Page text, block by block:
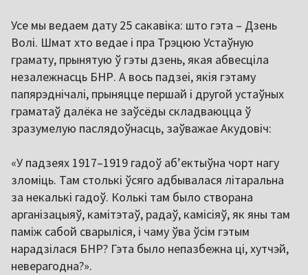
Усе мы ведаем дату 25 сакавіка: што гэта – Дзень
Волі. Шмат хто ведае і пра Трэцюю Устаўную
грамату, прынятую ў гэты дзень, якая абвесціла
незалежнасць БНР. А вось падзеі, якія гэтаму
папярэднічалі, прыняцце першай і другой устаўных
граматаў далёка не заўсёды складваюцца ў
зразумелую паслядоўнасць, заўважае Акудовіч:
«У падзеях 1917–1919 гадоў аб’ектыўна чорт нагу
зломіць. Там столькі ўсяго адбывалася літаральна
за некалькі гадоў. Колькі там было створана
арганізацыяў, камітэтаў, радаў, камісіяў, як яны там
паміж сабой сварыліся, і чаму ўва ўсім гэтым
нарадзілася БНР? Гэта было непазбежна ці, хутчэй,
неверагодна?».